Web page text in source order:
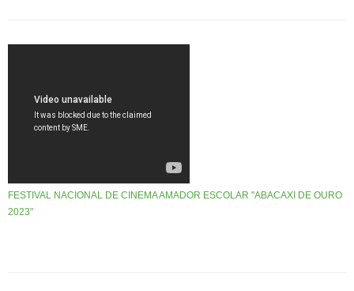
FESTIVAL NACIONAL DE CINEMA AMADOR ESCOLAR "ABACAXI DE OURO
2023"